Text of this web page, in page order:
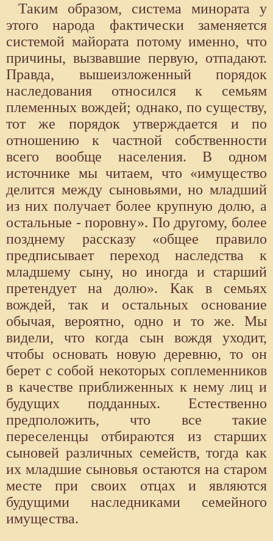
Таким образом, система минората у
этого народа фактически заменяется
системой майората потому именно, что
причины, вызвавшие первую, отпадают.
Правда, вышеизложенный порядок
наследования относился к семьям
племенных вождей; однако, по существу,
тот же порядок утверждается и по
отношению к частной собственности
всего вообще населения. В одном
источнике мы читаем, что «имущество
делится между сыновьями, но младший
из них получает более крупную долю, а
остальные - поровну». По другому, более
позднему рассказу «общее правило
предписывает переход наследства к
младшему сыну, но иногда и старший
претендует на долю». Как в семьях
вождей, так и остальных основание
обычая, вероятно, одно и то же. Мы
видели, что когда сын вождя уходит,
чтобы основать новую деревню, то он
берет с собой некоторых соплеменников
в качестве приближенных к нему лиц и
будущих подданных. Естественно
предположить, что все такие
переселенцы отбираются из старших
сыновей различных семейств, тогда как
их младшие сыновья остаются на старом
месте при своих отцах и являются
будущими наследниками семейного
имущества.